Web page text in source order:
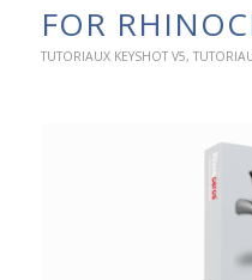
FOR
TUTORIAUX KEYSHOT V5,